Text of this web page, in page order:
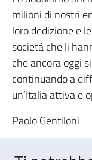
milioni di nostri
loro dedizione e
società che li
che ancora oggi
continuando a
un’Italia attiva e
Paolo Gentiloni